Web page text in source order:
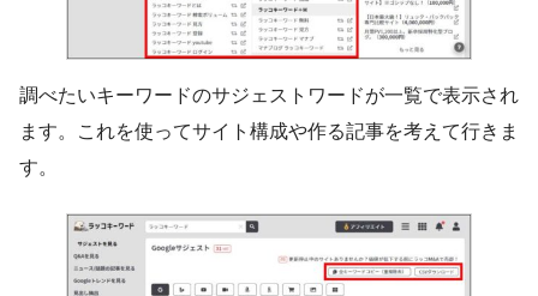
調べたいキーワードのサジェストワードが一覧で表示され
ます。これを使ってサイト構成や作る記事を考えて行きま
す。